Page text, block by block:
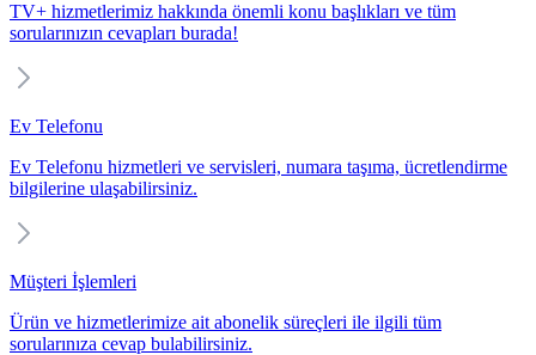
TV+ hizmetlerimiz hakkında önemli konu başlıkları ve tüm
sorularınızın cevapları burada!
Ev Telefonu
Ev Telefonu hizmetleri ve servisleri, numara taşıma, ücretlendirme
bilgilerine ulaşabilirsiniz.
Müşteri İşlemleri
Ürün ve hizmetlerimize ait abonelik süreçleri ile ilgili tüm
sorularınıza cevap bulabilirsiniz.